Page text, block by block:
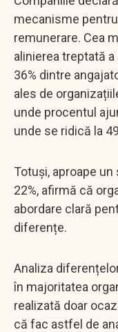
mecanisme
remunerare. Cea
alinierea treptată
36% dintre
ales de
unde procentul
unde se ridică la
Totuși, aproape
22%, afirmă că
abordare clară
diferențe.
Analiza
în majoritatea
realizată doar
că fac astfel de